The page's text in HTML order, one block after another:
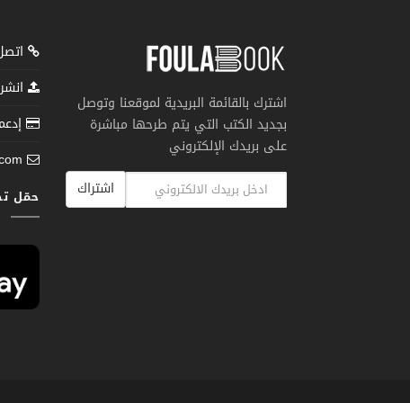
اشترك بالقائمة البريدية لموقعنا وتوصل
بجديد الكتب التي يتم طرحها مباشرة
على بريدك الإلكتروني
اشتراك
حمّل